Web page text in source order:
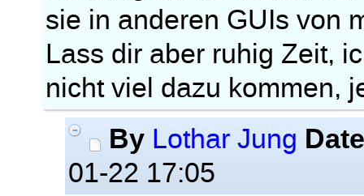
sie in anderen GUIs von
Lass dir aber ruhig Zeit,
nicht viel dazu kommen,
By Lothar Jung
01-22 17:05